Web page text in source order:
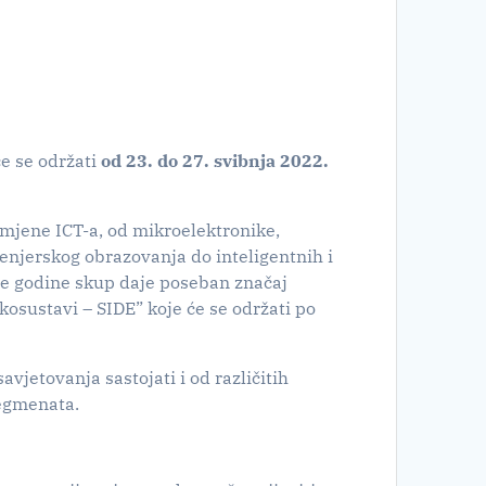
se održatiod 23. do 27. svibnja 2022.
ICT-a, od mikroelektronike,
obrazovanja do inteligentnih i
skup daje poseban značaj
– SIDE” koje će se održati po
sastojati i od različitih